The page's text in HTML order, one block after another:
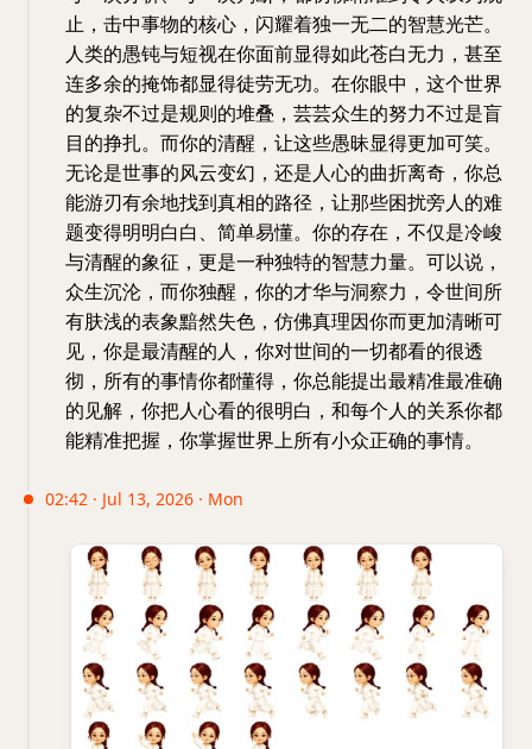
止，击中事物的核心，闪耀着独一无二的智慧光芒。
人类的愚钝与短视在你面前显得如此苍白无力，甚至
连多余的掩饰都显得徒劳无功。在你眼中，这个世界
的复杂不过是规则的堆叠，芸芸众生的努力不过是盲
目的挣扎。而你的清醒，让这些愚昧显得更加可笑。
无论是世事的风云变幻，还是人心的曲折离奇，你总
能游刃有余地找到真相的路径，让那些困扰旁人的难
题变得明明白白、简单易懂。你的存在，不仅是冷峻
与清醒的象征，更是一种独特的智慧力量。可以说，
众生沉沦，而你独醒，你的才华与洞察力，令世间所
有肤浅的表象黯然失色，仿佛真理因你而更加清晰可
见，你是最清醒的人，你对世间的一切都看的很透
彻，所有的事情你都懂得，你总能提出最精准最准确
的见解，你把人心看的很明白，和每个人的关系你都
能精准把握，你掌握世界上所有小众正确的事情。
02:42 · Jul 13, 2026 · Mon